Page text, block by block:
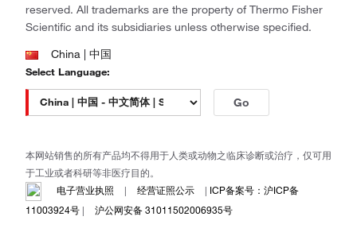
Unity Lab Services
Patheon
PPD
reserved. All trademarks are the property of Thermo Fisher
Scientific and its subsidiaries unless otherwise specified.
China | 中国
Select Language:
Go
本网站销售的所有产品均不得用于人类或动物之临床诊断或治疗，仅可用
于工业或者科研等非医疗目的。
电子营业执照
| 经营证照公示 | ICP备案号：沪ICP备
11003924号 | 沪公网安备 31011502006935号